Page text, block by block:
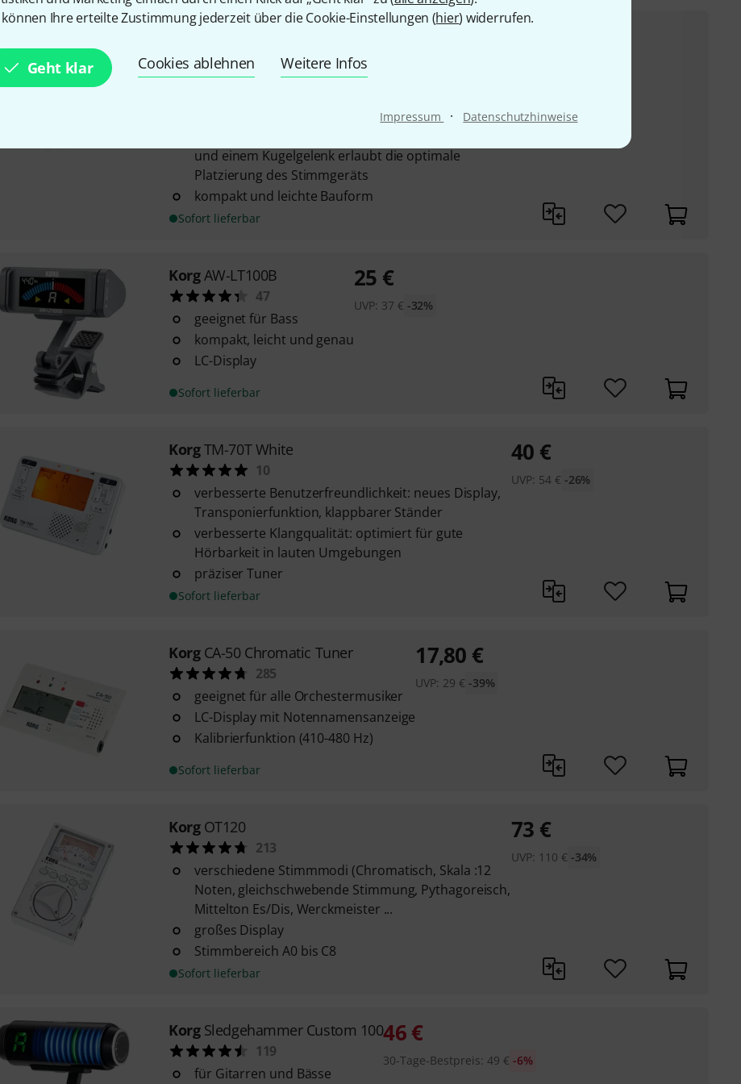
können Ihre erteilte Zustimmung jederzeit über die Cookie-Einstellungen (hier) widerrufen.
Geht klar Cookies ablehnen Weitere Infos
Impressum · Datenschutzhinweise
geeignet für Instrumente wie Klarinette, Saxophon,
und einem Kugelgelenk erlaubt die optimale
Platzierung des Stimmgeräts
kompakt und leichte Bauform
Sofort lieferbar
Korg AW-LT100B
47
geeignet für Bass
kompakt, leicht und genau
LC-Display
Sofort lieferbar
25 €
UVP: 37 € -32%
Korg TM-70T White
10
verbesserte Benutzerfreundlichkeit: neues Display,
Transponierfunktion, klappbarer Ständer
verbesserte Klangqualität: optimiert für gute
Hörbarkeit in lauten Umgebungen
präziser Tuner
Sofort lieferbar
40 €
UVP: 54 € -26%
Korg CA-50 Chromatic Tuner
285
geeignet für alle Orchestermusiker
LC-Display mit Notennamensanzeige
Kalibrierfunktion (410-480 Hz)
Sofort lieferbar
17,80 €
UVP: 29 € -39%
Korg OT120
213
verschiedene Stimmmodi (Chromatisch, Skala :12
Noten, gleichschwebende Stimmung, Pythagoreisch,
Mittelton Es/Dis, Werckmeister ...
großes Display
Stimmbereich A0 bis C8
Sofort lieferbar
73 €
UVP: 110 € -34%
Korg Sledgehammer Custom 100
119
für Gitarren und Bässe
46€
30-Tage-Bestpreis:49 € -6%